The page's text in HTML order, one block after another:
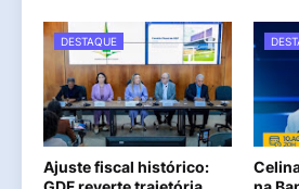
DESTAQUE
Ajuste fiscal histórico: